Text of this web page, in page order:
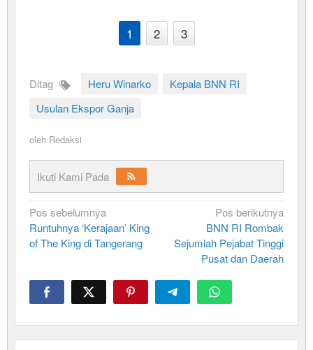
1 2 3
Ditag Heru Winarko
Kepala BNN RI
Usulan Ekspor Ganja
oleh Redaksi
Ikuti Kami Pada
Navigasi
pos
Pos sebelumnya
Runtuhnya ‘Kerajaan’ King
of The King di Tangerang
Pos berikutnya
BNN RI Rombak
Sejumlah Pejabat Tinggi
Pusat dan Daerah